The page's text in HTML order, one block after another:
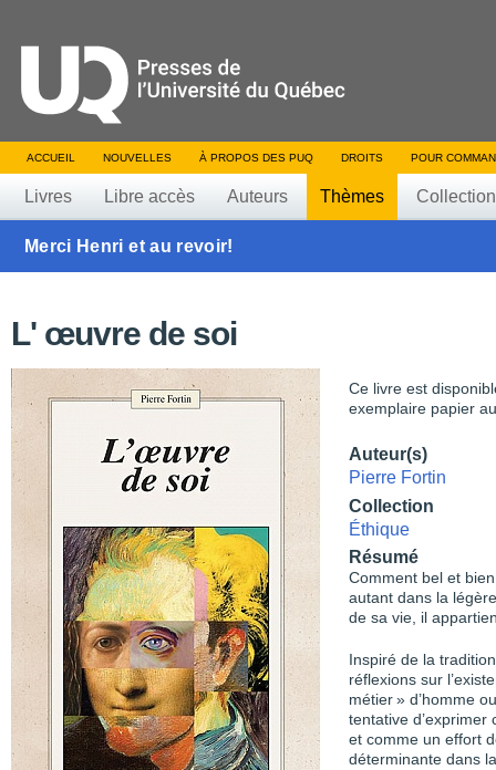
ACCUEIL NOUVELLES À PROPOS DES PUQ DROITS POUR
Livres Libre accès Auteurs Thèmes
Merci Henri et au revoir!
L' œuvre de soi
Ce livre est
exemplaire papier
Auteur(s)
Pierre Fortin
Collection
Éthique
Résumé
Comment bel et
autant dans la
de sa vie, il
Inspiré de la
réflexions sur
métier » d’homme
tentative d’exprimer
et comme un effort
déterminante dans